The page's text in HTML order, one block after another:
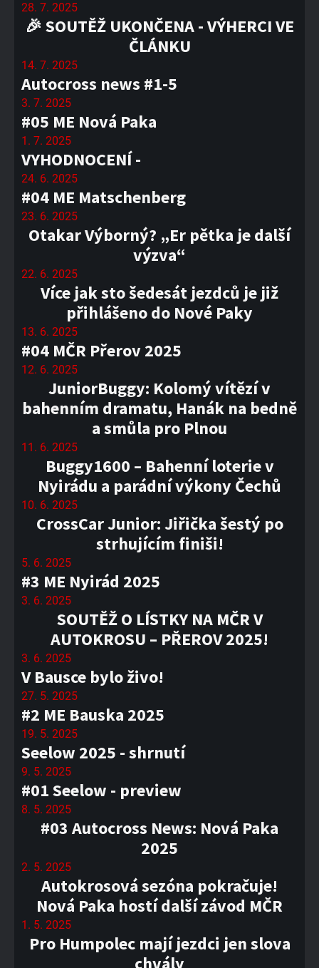
28. 7. 2025
🎉 SOUTĚŽ UKONČENA - VÝHERCI VE
ČLÁNKU
14. 7. 2025
Autocross news #1-5
3. 7. 2025
#05 ME Nová Paka
1. 7. 2025
VYHODNOCENÍ -
24. 6. 2025
#04 ME Matschenberg
23. 6. 2025
Otakar Výborný? „Er pětka je další
výzva“
22. 6. 2025
Více jak sto šedesát jezdců je již
přihlášeno do Nové Paky
13. 6. 2025
#04 MČR Přerov 2025
12. 6. 2025
JuniorBuggy: Kolomý vítězí v
bahenním dramatu, Hanák na bedně
a smůla pro Plnou
11. 6. 2025
Buggy1600 – Bahenní loterie v
Nyirádu a parádní výkony Čechů
10. 6. 2025
CrossCar Junior: Jiřička šestý po
strhujícím finiši!
5. 6. 2025
#3 ME Nyirád 2025
3. 6. 2025
SOUTĚŽ O LÍSTKY NA MČR V
AUTOKROSU – PŘEROV 2025!
3. 6. 2025
V Bausce bylo živo!
27. 5. 2025
#2 ME Bauska 2025
19. 5. 2025
Seelow 2025 - shrnutí
9. 5. 2025
#01 Seelow - preview
8. 5. 2025
#03 Autocross News: Nová Paka
2025
2. 5. 2025
Autokrosová sezóna pokračuje!
Nová Paka hostí další závod MČR
1. 5. 2025
Pro Humpolec mají jezdci jen slova
chvály